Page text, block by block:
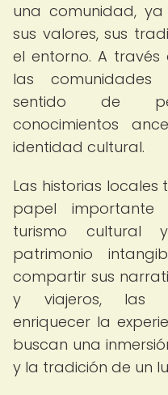
una comunidad,
sus valores, sus
el entorno. A
las
sentido de
conocimientos
identidad cultural.
Las historias
papel
turismo cultural
patrimonio
compartir sus
y viajeros, las
enriquecer la
buscan una
y la tradición de un